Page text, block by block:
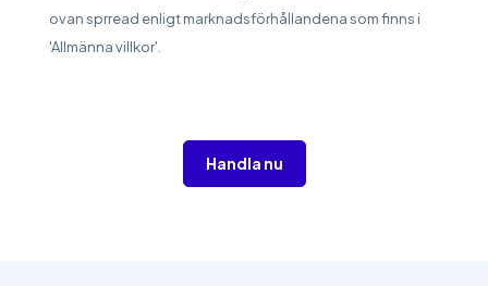
ovan sprread enligt marknadsförhållandena som finns i
'Allmänna villkor'.
Handla nu